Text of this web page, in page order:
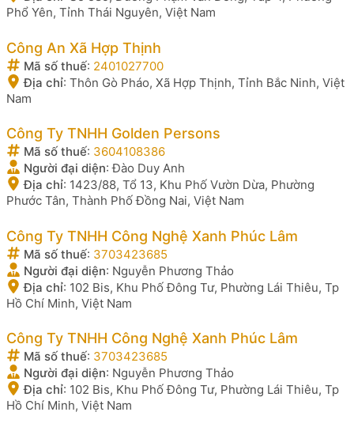
Phổ Yên, Tỉnh Thái Nguyên, Việt Nam
Công An Xã Hợp Thịnh
Mã số thuế: 2401027700
Địa chỉ: Thôn Gò Pháo, Xã Hợp Thịnh, Tỉnh Bắc Ninh, Việt
Nam
Công Ty TNHH Golden Persons
Mã số thuế: 3604108386
Người đại diện:Đào Duy Anh
Địa chỉ: 1423/88, Tổ 13, Khu Phố Vườn Dừa, Phường
Phước Tân, Thành Phố Đồng Nai, Việt Nam
Công Ty TNHH Công Nghệ Xanh Phúc Lâm
Mã số thuế: 3703423685
Người đại diện: Nguyễn Phương Thảo
Địa chỉ: 102 Bis, Khu Phố Đông Tư, Phường Lái Thiêu, Tp
Hồ Chí Minh, Việt Nam
Công Ty TNHH Công Nghệ Xanh Phúc Lâm
Mã số thuế: 3703423685
Người đại diện: Nguyễn Phương Thảo
Địa chỉ: 102 Bis, Khu Phố Đông Tư, Phường Lái Thiêu, Tp
Hồ Chí Minh, Việt Nam